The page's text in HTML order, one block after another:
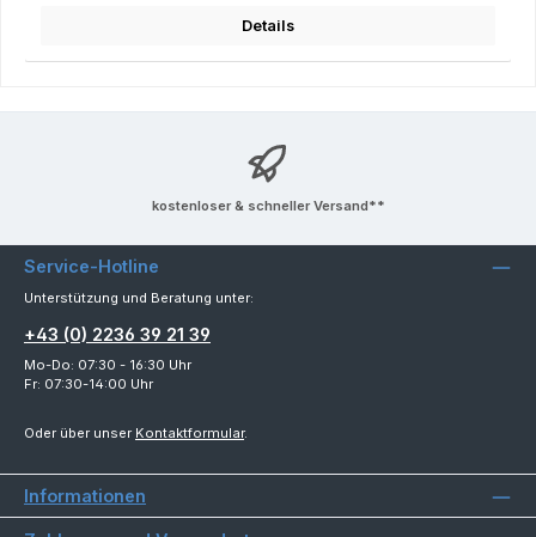
Details
kostenloser & schneller Versand**
Service-Hotline
Unterstützung und Beratung unter:
+43 (0) 2236 39 21 39
Mo-Do: 07:30 - 16:30 Uhr
Fr: 07:30-14:00 Uhr
Oder über unser Kontaktformular.
Informationen